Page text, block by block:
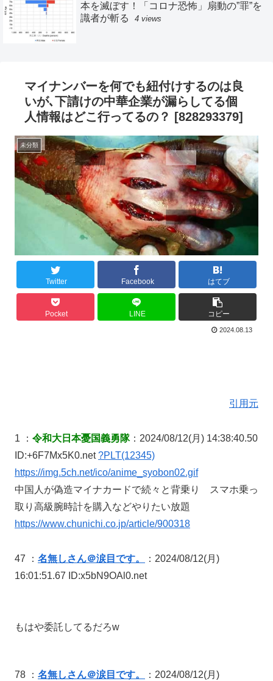
本を滅ぼす！「コロナ恐怖」扇動の”罪”を
識者が斬る
4 views
マイナンバーを何でも紐付けするのは良
いが､下請けの中華企業が漏らしてる個
人情報はどこ行ってるの？ [828293379]
未分類
Twitter Facebook はてブ
Pocket LINE コピー
2024.08.13
引用元
1 ： 令和大日本憂国義勇隊：2024/08/12(月) 14:38:40.50
ID:+6F7Mx5K0.net?PLT(12345)
https://img.5ch.net/ico/anime_syobon02.gif
中国人が偽造マイナカードで続々と背乗り スマホ乗っ
取り高級腕時計を購入などやりたい放題
https://www.chunichi.co.jp/article/900318
47 ： 名無しさん＠涙目です。
：2024/08/12(月)
16:01:51.67 ID:x5bN9OAl0.net
もはや委託してるだろw
78 ： 名無しさん＠涙目です。
：2024/08/12(月)